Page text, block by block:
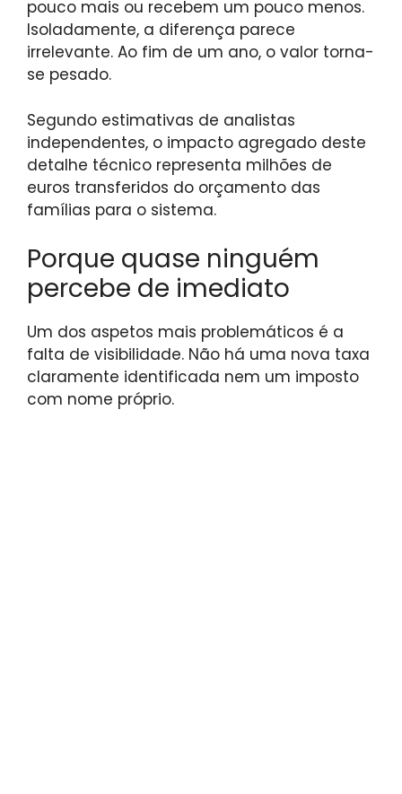
pouco mais ou recebem um pouco menos.
Isoladamente, a diferença parece
irrelevante. Ao fim de um ano, o valor torna-
se pesado.
Segundo estimativas de analistas
independentes, o impacto agregado deste
detalhe técnico representa milhões de
euros transferidos do orçamento das
famílias para o sistema.
Porque quase ninguém
percebe de imediato
Um dos aspetos mais problemáticos é a
falta de visibilidade. Não há uma nova taxa
claramente identificada nem um imposto
com nome próprio.